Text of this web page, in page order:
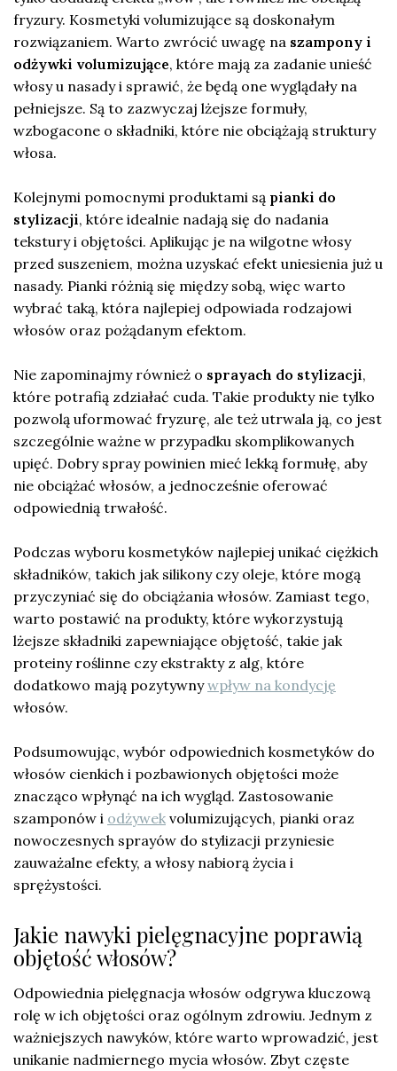
fryzury. Kosmetyki volumizujące są doskonałym
rozwiązaniem. Warto zwrócić uwagę na szampony i
odżywki volumizujące, które mają za zadanie unieść
włosy u nasady i sprawić, że będą one wyglądały na
pełniejsze. Są to zazwyczaj lżejsze formuły,
wzbogacone o składniki, które nie obciążają struktury
włosa.
Kolejnymi pomocnymi produktami są pianki do
stylizacji, które idealnie nadają się do nadania
tekstury i objętości. Aplikując je na wilgotne włosy
przed suszeniem, można uzyskać efekt uniesienia już u
nasady. Pianki różnią się między sobą, więc warto
wybrać taką, która najlepiej odpowiada rodzajowi
włosów oraz pożądanym efektom.
Nie zapominajmy również o sprayach do stylizacji,
które potrafią zdziałać cuda. Takie produkty nie tylko
pozwolą uformować fryzurę, ale też utrwala ją, co jest
szczególnie ważne w przypadku skomplikowanych
upięć. Dobry spray powinien mieć lekką formułę, aby
nie obciążać włosów, a jednocześnie oferować
odpowiednią trwałość.
Podczas wyboru kosmetyków najlepiej unikać ciężkich
składników, takich jak silikony czy oleje, które mogą
przyczyniać się do obciążania włosów. Zamiast tego,
warto postawić na produkty, które wykorzystują
lżejsze składniki zapewniające objętość, takie jak
proteiny roślinne czy ekstrakty z alg, które
dodatkowo mają pozytywnywpływ na kondycję
włosów.
Podsumowując, wybór odpowiednich kosmetyków do
włosów cienkich i pozbawionych objętości może
znacząco wpłynąć na ich wygląd. Zastosowanie
szamponów i odżywek volumizujących, pianki oraz
nowoczesnych sprayów do stylizacji przyniesie
zauważalne efekty, a włosy nabiorą życia i
sprężystości.
Jakie nawyki pielęgnacyjne poprawią
objętość włosów?
Odpowiednia pielęgnacja włosów odgrywa kluczową
rolę w ich objętości oraz ogólnym zdrowiu. Jednym z
ważniejszych nawyków, które warto wprowadzić, jest
unikanie nadmiernego mycia włosów. Zbyt częste